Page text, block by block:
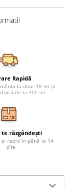
Rapidă
la doar 18 lei și
de la 400 lei
te răzgândești
și rapid în până la 14
zile